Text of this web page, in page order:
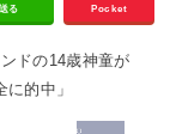
送る Pocket
ドの14歳神童が
的中」